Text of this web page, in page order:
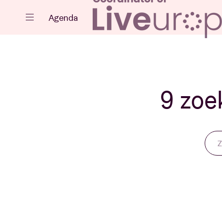
Sluiten
Agenda
9